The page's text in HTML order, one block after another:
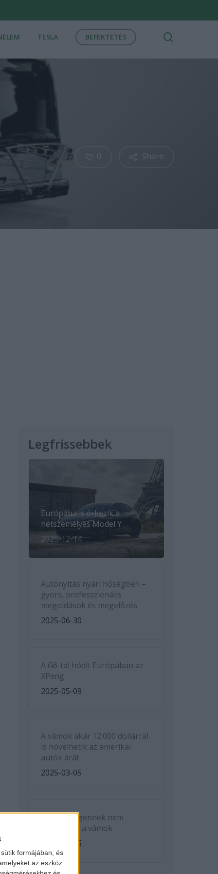
formájában, és
az eszköz
TESLA BEFEKTETÉS
Share
0
Legfrissebbek
Európába is érkezik a
hétszemélyes Model Y
2025-12-14
Autónyitás nyári hőségben –
gyors, professzionális
megoldások és megelőzés
2025-06-30
A G6-tal hódít Európában az
XPeng
2025-05-09
A vámok akár 12.000 dollárral
is növelhetik az amerikai
autók árát
2025-03-05
A Volkswagennek nem
kedveznek a vámok
2025-03-05